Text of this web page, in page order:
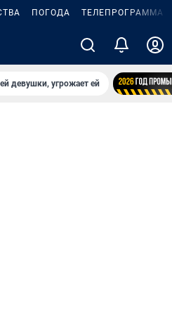
ПОГОДА ТЕЛЕПРОГРАММА
девушки, угрожает ей